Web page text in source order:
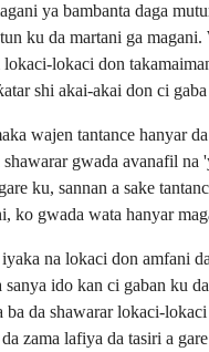
ya bambanta daga
ku da martani ga magani.
lokaci don
shi akai-akai don ci
wajen tantance hanyar
gwada avanafil na
ku, sannan a sake
ko gwada wata hanyar
na lokaci don amfani
ido kan ci gaban ku
ba da shawarar lokaci-
zama lafiya da tasiri a